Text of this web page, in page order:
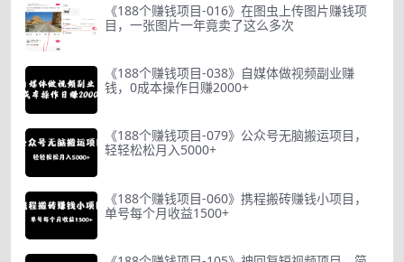
《188个赚钱项目-016》在图虫上传图片赚钱项
目，一张图片一年竟卖了这么多次
《188个赚钱项目-038》自媒体做视频副业赚
钱，0成本操作日赚2000+
《188个赚钱项目-079》公众号无脑搬运项目，
轻轻松松月入5000+
《188个赚钱项目-060》携程搬砖赚钱小项目，
单号每个月收益1500+